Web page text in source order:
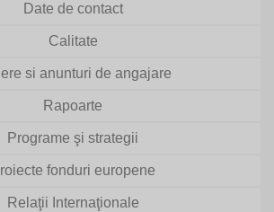
Date de contact
Calitate
si anunturi de angajare
Rapoarte
Programe şi strategii
fonduri europene
Relaţii Internaţionale